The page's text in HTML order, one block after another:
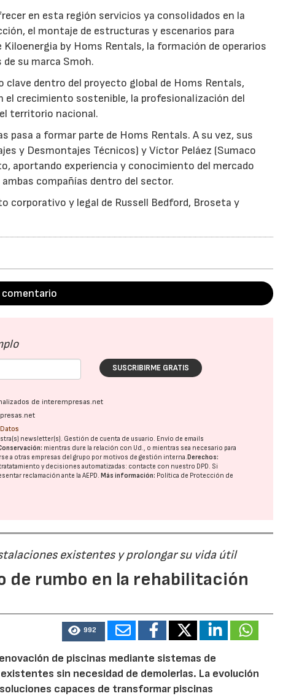
en esta región servicios ya consolidados en la
el montaje de estructuras y escenarios para
by Homs Rentals, la formación de operarios
su marca Smoh.
dentro del proyecto global de Homs Rentals,
el crecimiento sostenible, la profesionalización del
territorio nacional.
pasa a formar parte de Homs Rentals. A su vez, sus
y Desmontajes Técnicos) y Víctor Peláez (Sumaco
aportando experiencia y conocimiento del mercado
compañías dentro del sector.
corporativo y legal de Russell Bedford, Broseta y
comentario
SUSCRIBIRME GRATIS
de interempresas.net
newsletter(s). Gestión de cuenta de usuario. Envío de emails
mientras dure la relación con Ud., o mientras sea necesario para
a otras empresas del grupo por motivos de gestión interna. Derechos:
y decisiones automatizadas: contacte con nuestro DPD. Si
reclamación ante laAEPD. Más información: Política de Protección de
existentes y prolongar su vida útil
de rumbo en la rehabilitación
992
de piscinas mediante sistemas de
sin necesidad de demolerlas. La evolución
capaces de transformar piscinas